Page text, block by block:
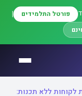
פורטל התלמידים
ללא תכנות: